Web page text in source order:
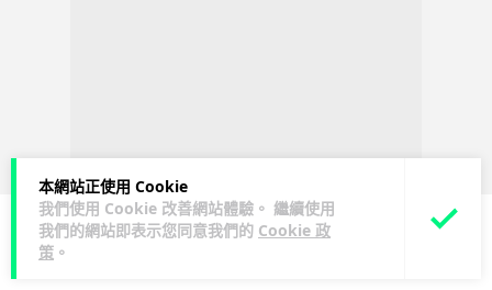
本網站正使用 Cookie
我們使用 Cookie 改善網站體驗。 繼續使用
我們的網站即表示您同意我們的 Cookie 政
策 。
人工智能